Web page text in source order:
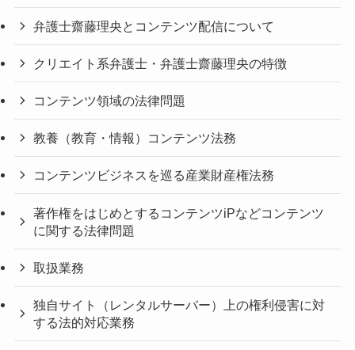
弁護士齋藤理央とコンテンツ配信について
クリエイト系弁護士・弁護士齋藤理央の特徴
コンテンツ領域の法律問題
教養（教育・情報）コンテンツ法務
コンテンツビジネスを巡る産業財産権法務
著作権をはじめとするコンテンツiPなどコンテンツ
に関する法律問題
取扱業務
独自サイト（レンタルサーバー）上の権利侵害に対
する法的対応業務